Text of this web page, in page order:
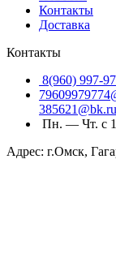
Контакты
Доставка
Контакты
8(960) 997-
385621@bk.ru
Пн. — Чт. с
Адрес: г.Омск,